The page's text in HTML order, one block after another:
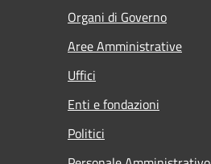
Organi di Governo
Aree Amministrative
Uffici
Enti e fondazioni
Politici